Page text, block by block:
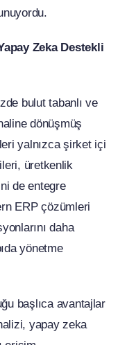
Zeka Destekli
bulut tabanlı ve
dönüşmüş
yalnızca şirket içi
üretkenlik
de entegre
ERP çözümleri
daha
yönetme
başlıca avantajlar
yapay zeka